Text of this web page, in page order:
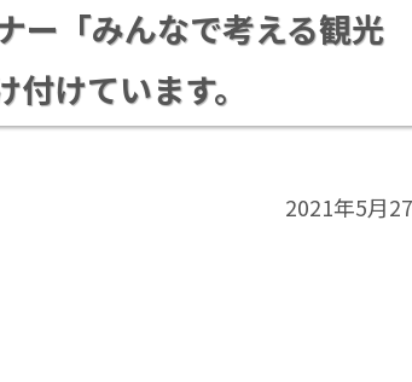
ー「みんなで考える観光
けています。
2021年5月